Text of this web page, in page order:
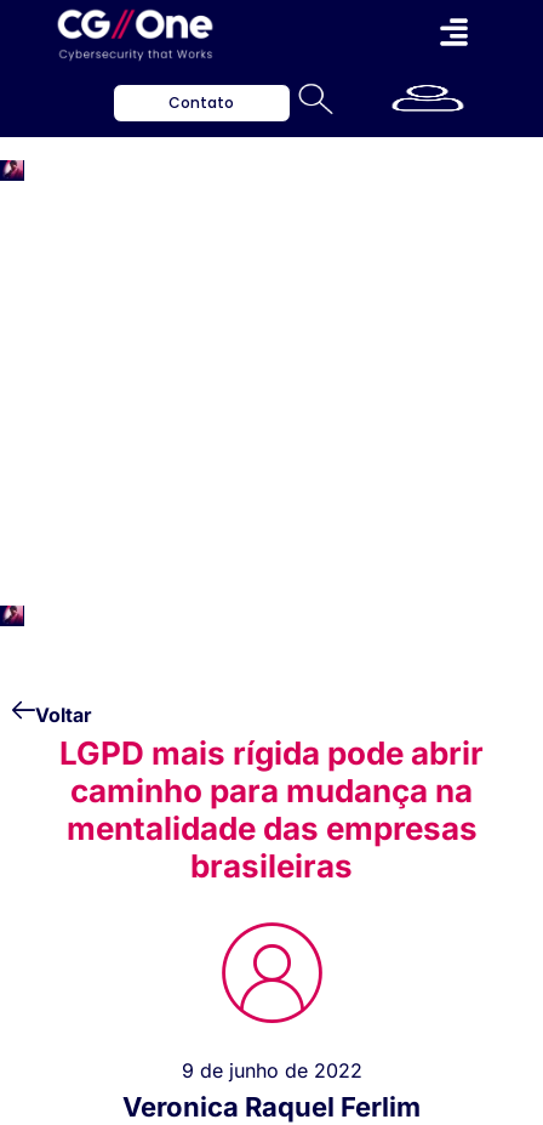
Contato
Voltar
LGPD mais rígida pode abrir
caminho para mudança na
mentalidade das empresas
brasileiras
9 de junho de 2022
Veronica Raquel Ferlim